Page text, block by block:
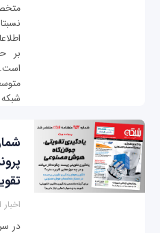
بر
اخبار